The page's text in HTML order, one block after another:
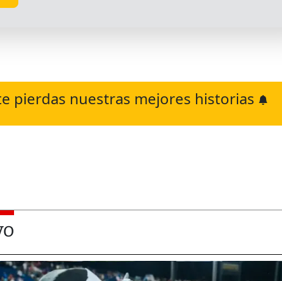
pierdas nuestras mejores historias